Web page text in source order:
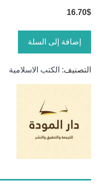
16.70$
إضافة إلى السلة
التصنيف: الكتب الاسلامية